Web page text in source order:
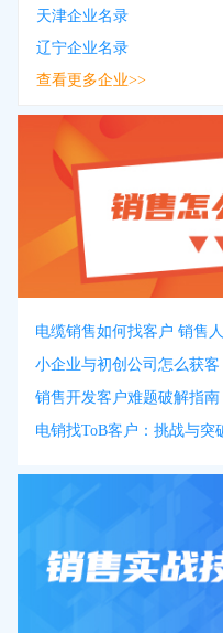
天津企业名录
辽宁企业名录
查看更多企业>>
电缆销售如何找客户 销售
小企业与初创公司怎么获客
销售开发客户难题破解指南
电销找ToB客户：挑战与突